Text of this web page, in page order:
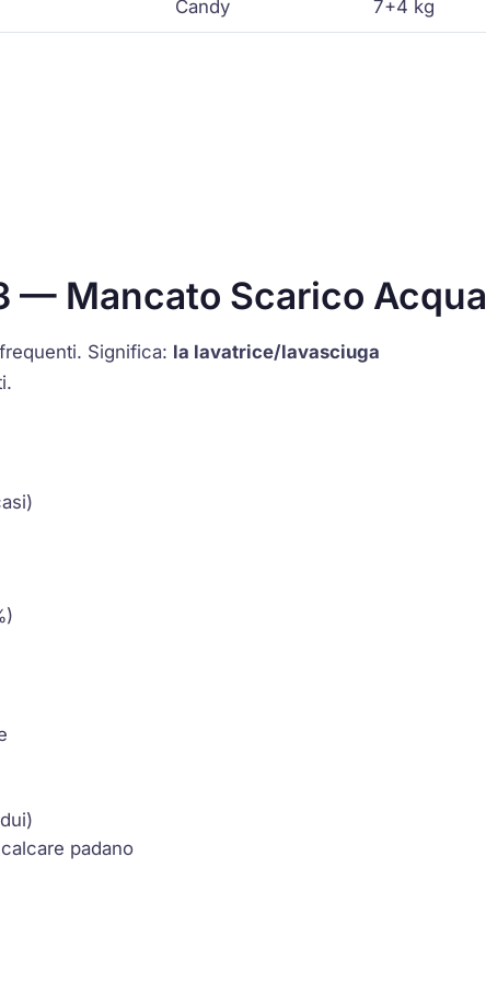
Candy 7+4 kg
— Mancato Scarico Acqua
Significa: la lavatrice/lavasciuga
padano